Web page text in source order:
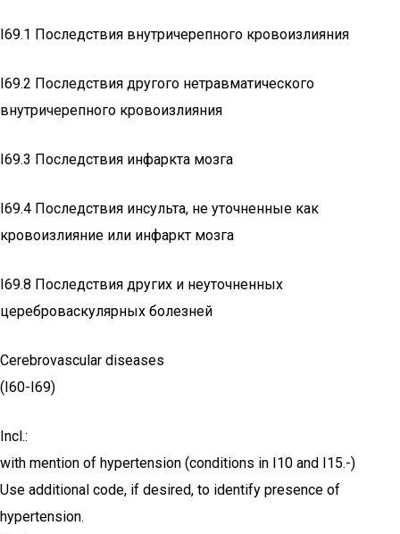
I69.1 Последствия внутричерепного кровоизлияния
I69.2 Последствия другого нетравматического
внутричерепного кровоизлияния
I69.3 Последствия инфаркта мозга
I69.4 Последствия инсульта, не уточненные как
кровоизлияние или инфаркт мозга
I69.8 Последствия других и неуточненных
цереброваскулярных болезней
Cerebrovascular diseases
(I60-I69)
Incl.:
with mention of hypertension (conditions in I10 and I15.-)
Use additional code, if desired, to identify presence of
hypertension.